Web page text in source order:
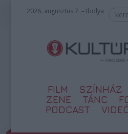
2026. augusztus 7. – Ibolya
FILM SZÍNHÁZ
ZENE
TÁNC
PODCAST